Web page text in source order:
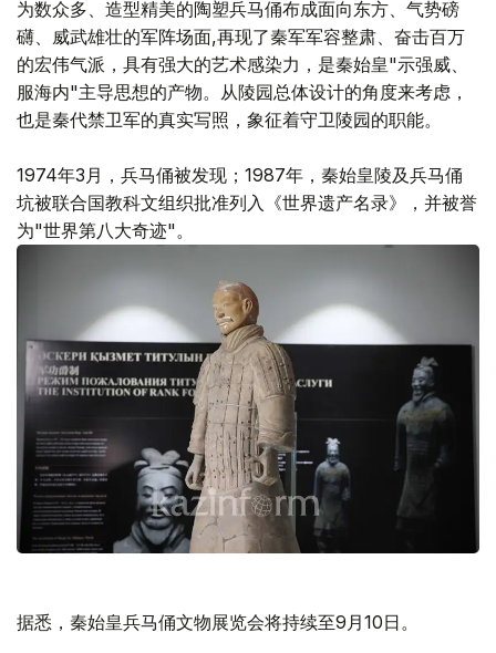
为数众多、造型精美的陶塑兵马俑布成面向东方、气势磅
礴、威武雄壮的军阵场面,再现了秦军军容整肃、奋击百万
的宏伟气派，具有强大的艺术感染力，是秦始皇"示强威、
服海内"主导思想的产物。从陵园总体设计的角度来考虑，
也是秦代禁卫军的真实写照，象征着守卫陵园的职能。
1974年3月，兵马俑被发现；1987年，秦始皇陵及兵马俑
坑被联合国教科文组织批准列入《世界遗产名录》，并被誉
为"世界第八大奇迹"。
据悉，秦始皇兵马俑文物展览会将持续至9月10日。